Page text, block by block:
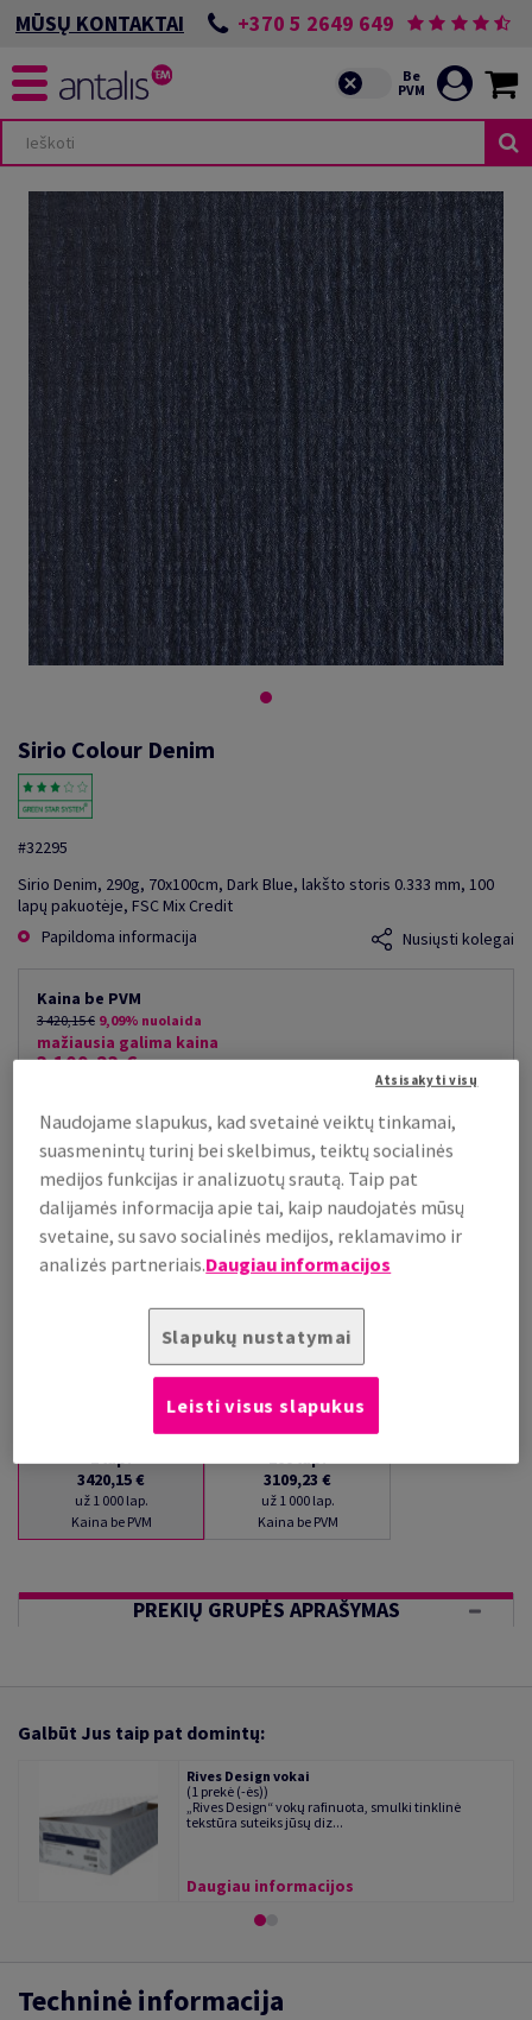
MŪSŲ KONTAKTAI +370 5 2649 649
Sirio Colour Denim
#32295
Sirio Denim, 290g, 70x100cm, Dark Blue, lakšto storis 0.333 mm, 100
lapų pakuotėje, FSC Mix Credit
Papildoma informacija
Nusiųsti kolegai
Kaina be PVM
3 420,15 € 9,09% nuolaida
mažiausia galima kaina
3 109,23 €
(203 kg )
PALAIKOMA SANDĖLYJE
Kiekių palyginimas
lap.
−
1lap.
3420,15 €
už 1 000 lap.
Kaina be PVM
100lap.
3109,23 €
už 1 000 lap.
Kaina be PVM
PREKIŲ GRUPĖS APRAŠYMAS
Galbūt Jus taip pat domintų:
Rives Design vokai
(1 prekė (-ės))
„Rives Design“ vokų rafinuota, smulki tinklinė
tekstūra suteiks jūsų diz...
Daugiau informacijos
Techninė informacija
Naudojame slapukus, kad svetainė veiktų tinkamai,
suasmenintų turinį bei skelbimus, teiktų socialinės
medijos funkcijas ir analizuotų srautą. Taip pat
dalijamės informacija apie tai, kaip naudojatės mūsų
svetaine, su savo socialinės medijos, reklamavimo ir
analizės partneriais.Daugiau informacijos
Slapukų nustatymai
Atsisakyti visų
Leisti visus slapukus